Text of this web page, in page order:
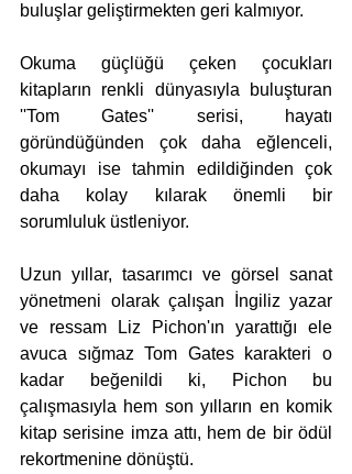
buluşlar geliştirmekten geri kalmıyor.
Okuma güçlüğü çeken çocukları
kitapların renkli dünyasıyla buluşturan
''Tom Gates'' serisi, hayatı
göründüğünden çok daha eğlenceli,
okumayı ise tahmin edildiğinden çok
daha kolay kılarak önemli bir
sorumluluk üstleniyor.
Uzun yıllar, tasarımcı ve görsel sanat
yönetmeni olarak çalışan İngiliz yazar
ve ressam Liz Pichon'ın yarattığı ele
avuca sığmaz Tom Gates karakteri o
kadar beğenildi ki, Pichon bu
çalışmasıyla hem son yılların en komik
kitap serisine imza attı, hem de bir ödül
rekortmenine dönüştü.